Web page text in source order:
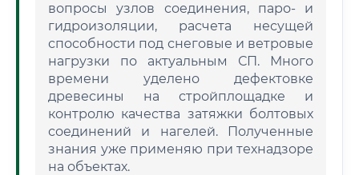
вопросы узлов соединения, паро- и
гидроизоляции, расчета несущей
способности под снеговые и ветровые
нагрузки по актуальным СП. Много
времени уделено дефектовке
древесины на стройплощадке и
контролю качества затяжки болтовых
соединений и нагелей. Полученные
знания уже применяю при технадзоре
на объектах.